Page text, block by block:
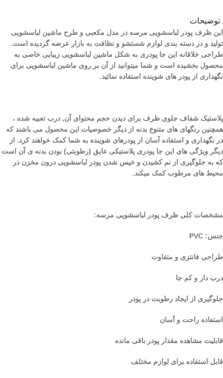
توضیحات
این ظرف پودر لباسشویی مرسه در مدل مکعبی و طرح ماشین لباسشویی
تولید و در دسته بندی لوازم شستشو و نظافت به بازار عرضه گردیده است.
طراحی خلاقانه این جا پودری به شکل ماشین لباسشویی زیبایی خاصی به
محصول بخشیده است و شما میتوانید از آن بر روی ماشین لباسشویی برای
نگهداری از پودر های شوینده استفاده نمائید.
پلاستیک شفاف جلوی ظرف برای دیدن حجم محتوای آن, درب تعبیه شده ،
همچنین رنگهای های متنوع بدنه از دیگر خصوصیات این محصول می باشند که
در نگهداری و استفاده آسان از پودرهای شوینده به شما کمک خواهند کرد. از
دیگر ویژگی های این جا پودری پلاستیکی عایق (رطوبتی) بودن بدنه ی آن است
که به جلوگیری از نم کشیدن و خیس شدن پودر لباسشویی درون مخزن در
محیط های مرطوب کمک میکند.
مشخصات کلی ظرف پودر لباسشویی مرسه:
جنس: PVC
طراحی فانتزی و متفاوت
درب دار و کم جا
جلوگیری از ایجاد رطوبت در پودر
استفاده راحت و آسان
قابلیت مشاهده مقدار پودر باقی مانده
قابل استفاده برای لوازم مختلف